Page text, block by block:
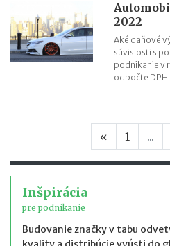
2022
Aké daňové
súvislosti s
podnikanie v
odpočte
« 1 ...
Inšpirácia
pre podnikanie
Budovanie značky v tabu